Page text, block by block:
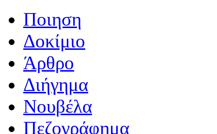
Ποιηση
Δοκίμιο
Άρθρο
Διήγημα
Νουβέλα
Πεζογράφημα